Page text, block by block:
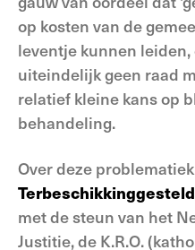
op kosten van de
leventje kunnen
uiteindelijk geen raad
relatief kleine kans op
behandeling.
Over deze
Terbeschikkinggesteld
met de steun van het
Justitie, de K.R.O.